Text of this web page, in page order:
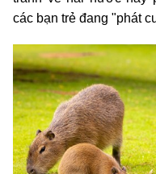
các bạn trẻ đang "phát